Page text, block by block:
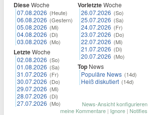
DieseWoche
07.08.2026 (Heute)
06.08.2026 (Gestern)
05.08.2026 (Mi)
04.08.2026 (Di)
03.08.2026 (Mo)
LetzteWoche
02.08.2026 (So)
01.08.2026 (Sa)
31.07.2026 (Fr)
30.07.2026 (Do)
29.07.2026 (Mi)
28.07.2026 (Di)
27.07.2026 (Mo)
VorletzteWoche
26.07.2026 (So)
25.07.2026 (Sa)
24.07.2026 (Fr)
23.07.2026 (Do)
22.07.2026 (Mi)
21.07.2026 (Di)
20.07.2026 (Mo)
Top News
Populäre News (14d)
Heiß diskutiert (14d)
News-Ansicht konfigurieren
meine Kommentare | Ignore | Notifies